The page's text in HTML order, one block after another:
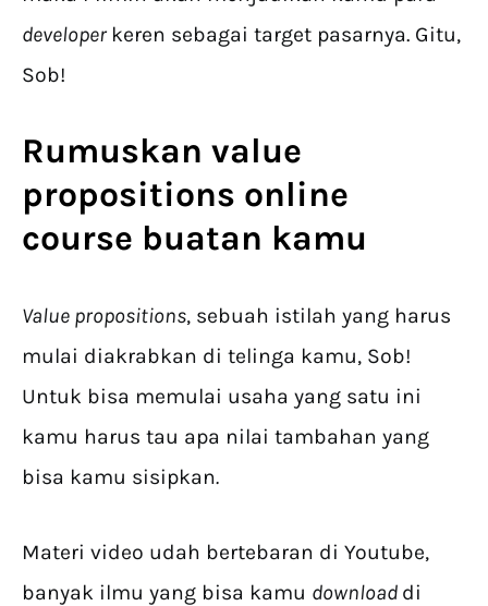
developer keren sebagai target pasarnya. Gitu,
Sob!
Rumuskan value
propositions online
course buatan kamu
Value propositions, sebuah istilah yang harus
mulai diakrabkan di telinga kamu, Sob!
Untuk bisa memulai usaha yang satu ini
kamu harus tau apa nilai tambahan yang
bisa kamu sisipkan.
Materi video udah bertebaran di Youtube,
banyak ilmu yang bisa kamu download di